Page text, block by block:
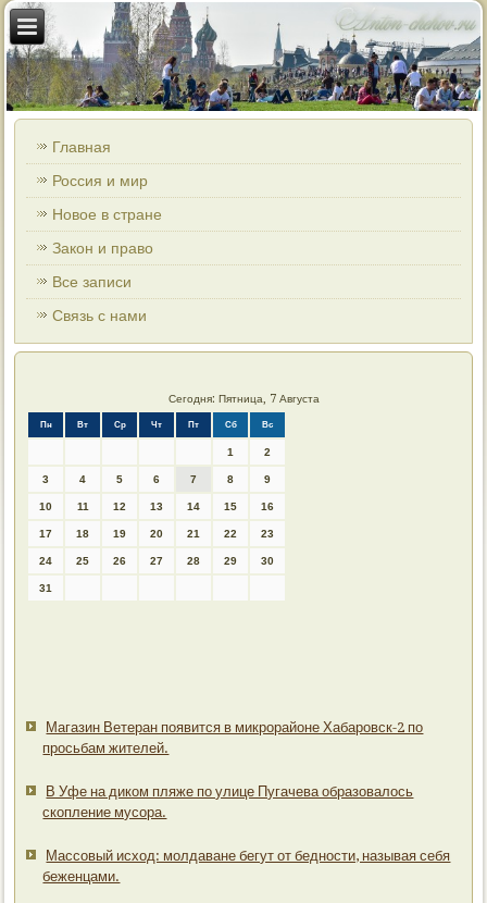
Главная
Россия и мир
Новое в стране
Закон и право
Все записи
Связь с нами
Сегодня: Пятница, 7 Августа
Пн Вт Ср Чт Пт Сб Вс
1 2
3 4 5 6 7 8 9
10 11 12 13 14 15 16
17 18 19 20 21 22 23
24 25 26 27 28 29 30
31
Магазин Ветеран появится в микрорайоне Хабаровск-2 по
просьбам жителей.
В Уфе на диком пляже по улице Пугачева образовалось
скопление мусора.
Массовый исход: молдаване бегут от бедности, называя себя
беженцами.